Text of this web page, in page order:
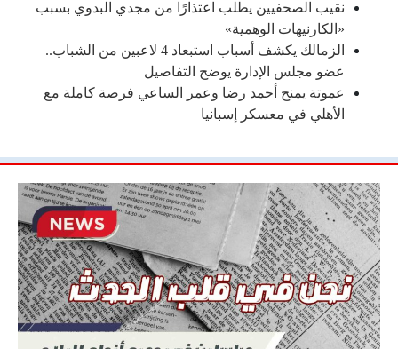
نقيب الصحفيين يطلب اعتذارًا من مجدي البدوي بسبب
«الكارنيهات الوهمية»
الزمالك يكشف أسباب استبعاد 4 لاعبين من الشباب..
عضو مجلس الإدارة يوضح التفاصيل
عموتة يمنح أحمد رضا وعمر الساعي فرصة كاملة مع
الأهلي في معسكر إسبانيا